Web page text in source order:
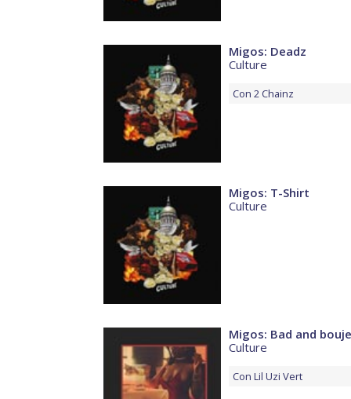
Migos: Deadz
Culture
Con 2 Chainz
Migos: T-Shirt
Culture
Migos: Bad and
Culture
Con Lil Uzi Vert